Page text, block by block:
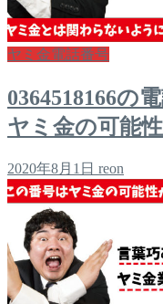
ヤミ金電話番号
0364518166の
ヤミ金の可能
2020年8月1日 reon